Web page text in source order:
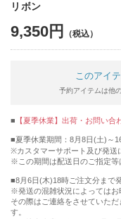
リボン
9,350円
このアイ
予約アイテムは他
【夏季休業】出荷・お問い合
■夏季休業期間：8月8日(土)～
※カスタマーサポート及び発送
※この期間は配送日のご指定等
■8月6日(木)18時ご注文分まで
※発送の混雑状況によってはお
その際はご連絡をさせていた
す。